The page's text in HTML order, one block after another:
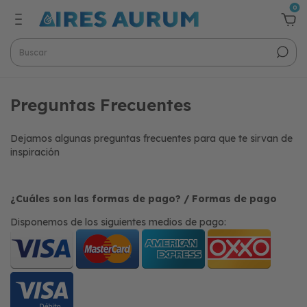
0
Preguntas Frecuentes
Dejamos algunas preguntas frecuentes para que te sirvan de
inspiración
¿Cuáles son las formas de pago? / Formas de pago
Disponemos de los siguientes medios de pago: